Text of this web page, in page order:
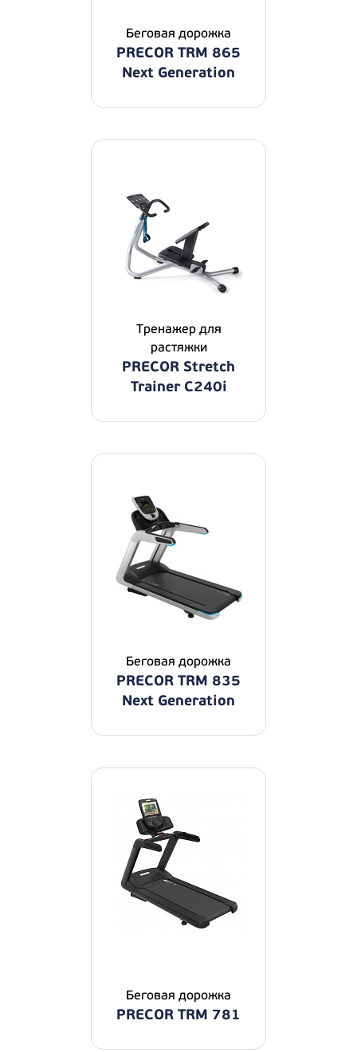
Беговая дорожка
PRECOR TRM 865
Next Generation
Тренажер для
растяжки
PRECOR Stretch
Trainer C240i
Беговая дорожка
PRECOR TRM 835
Next Generation
Беговая дорожка
PRECOR TRM 781